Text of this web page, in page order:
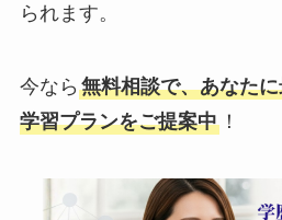
られます。
今なら 無料相談で、あなた
学習プランをご提案中！